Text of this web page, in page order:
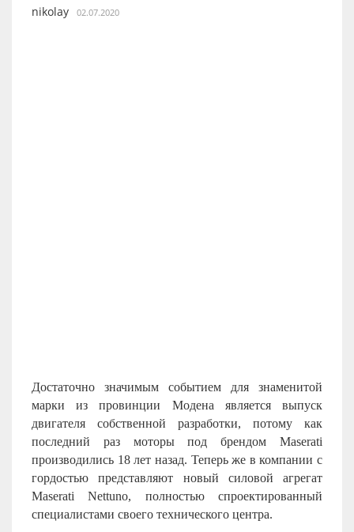
nikolay 02.07.2020
Достаточно значимым событием для знаменитой
марки из провинции Модена является выпуск
двигателя собственной разработки, потому как
последний раз моторы под брендом Maserati
производились 18 лет назад. Теперь же в компании с
гордостью представляют новый силовой агрегат
Maserati Nettuno, полностью спроектированный
специалистами своего технического центра.